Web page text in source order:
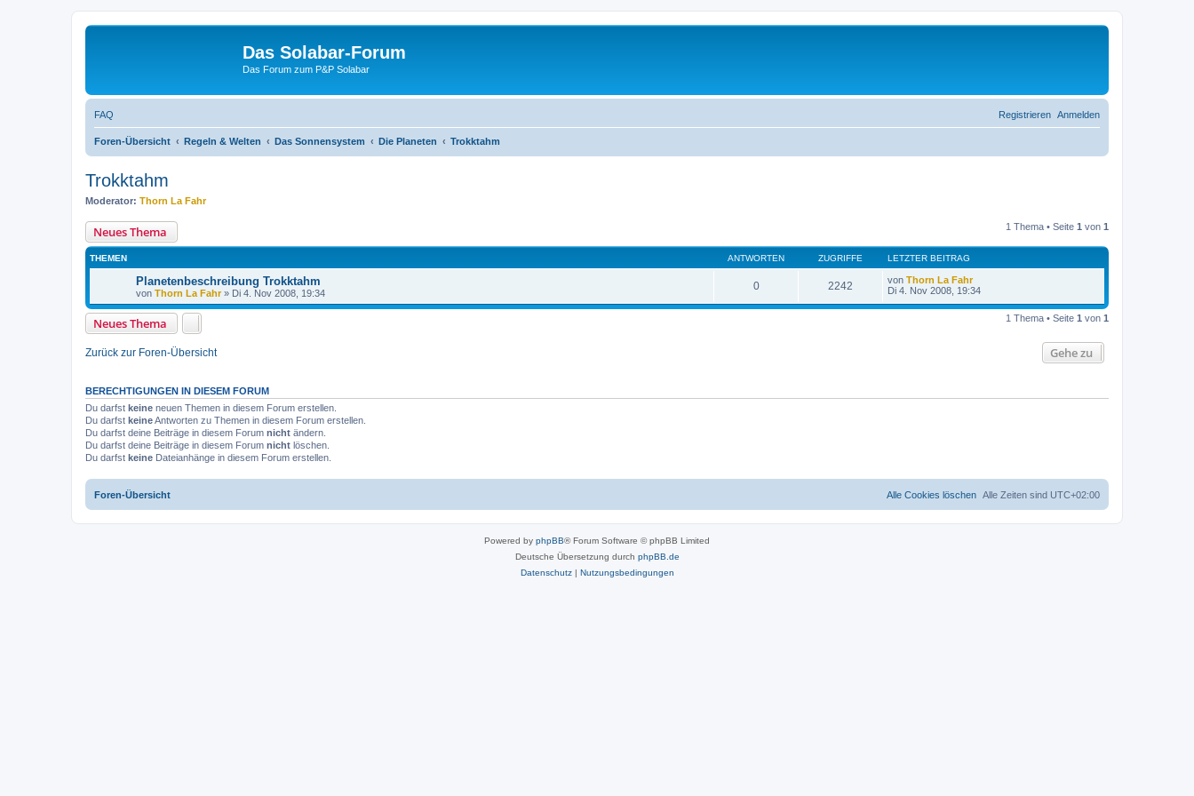
Das Solabar-Forum
Das Forum zum P&P Solabar
FAQ Anmelden
Registrieren
Foren-Übersicht Regeln & Welten Das Sonnensystem Die Planeten Trokktahm
Trokktahm
Moderator: Thorn La Fahr
Neues Thema 1 Thema • Seite 1 von 1
THEMEN ANTWORTEN ZUGRIFFE LETZTER BEITRAG
Planetenbeschreibung Trokktahm
von Thorn La Fahr» Di 4. Nov 2008, 19:34
0 2242 von Thorn La Fahr
Di 4. Nov 2008, 19:34
Neues Thema 1 Thema • Seite 1 von 1
Zurück zur Foren-Übersicht Gehe zu
BERECHTIGUNGEN IN DIESEM FORUM
Du darfst keine neuen Themen in diesem Forum erstellen.
Du darfst keineAntworten zu Themen in diesem Forum erstellen.
Du darfst deine Beiträge in diesem Forum nicht ändern.
Du darfst deine Beiträge in diesem Forum nicht löschen.
Du darfst keine Dateianhänge in diesem Forum erstellen.
Foren-Übersicht Alle Zeiten sind UTC+02:00
Alle Cookies löschen
Powered by phpBB® Forum Software © phpBB Limited
Deutsche Übersetzung durch phpBB.de
Datenschutz| Nutzungsbedingungen